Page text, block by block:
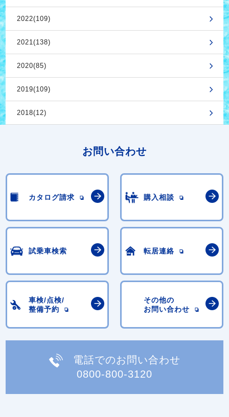
2022(109)
2021(138)
2020(85)
2019(109)
2018(12)
お問い合わせ
カタログ請求 購入相談
試乗車検索 転居連絡
車検/点検/
整備予約
その他の
お問い合わせ
電話でのお問い合わせ
0800-800-3120